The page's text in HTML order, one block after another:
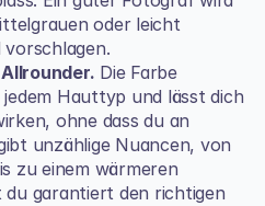
oder leicht
Die Farbe
Hauttyp und lässt dich
ohne dass du an
unzählige Nuancen, von
zu einem wärmeren
du garantiert den richtigen